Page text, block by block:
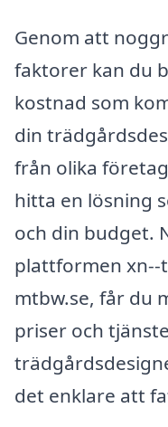
Genom att
faktorer kan du
kostnad som
din
från olika
hitta en lösning
och din budget.
plattformen
mtbw.se, får du
priser och
det enklare att